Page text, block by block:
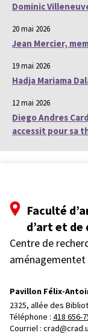
Dominic
20 mai 2026
Jean Mercier,
19 mai 2026
Hadja Mariama
12 mai 2026
Diego Andres
accessit pour sa
Faculté
d’art et de
Centre de
Pavillon Félix-
2325, allée des
Téléphone : 418 656-
Courriel :